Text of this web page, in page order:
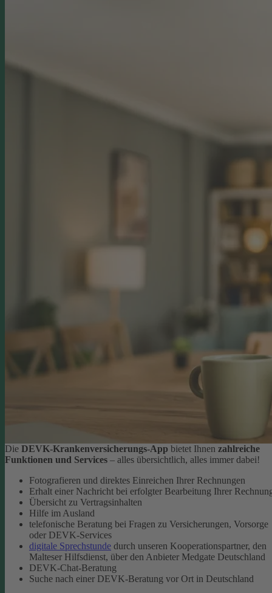
Die DEVK-Krankenversicherungs-App bietet Ihnen zahlreiche
Funktionen und Services – alles übersichtlich, alles immer dabei!
Fotografieren und direktes Einreichen Ihrer Rechnungen
Erhalt einer Nachricht bei erfolgter Bearbeitung Ihrer
Übersicht zu Vertragsinhalten
Hilfe im Ausland
telefonische Beratung bei Fragen zu Versicherungen, Vorsorge
oder DEVK-Services
digitale Sprechstunde durch unseren Kooperationspartner, den
Malteser Hilfsdienst, über den Anbieter Medgate Deutschland
DEVK-Chat-Beratung
Suche nach einer DEVK-Beratung vor Ort in Deutschland